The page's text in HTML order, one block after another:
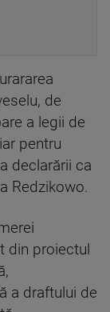
de
a legii de
pentru
declarării ca
Redzikowo.
din proiectul
a draftului de